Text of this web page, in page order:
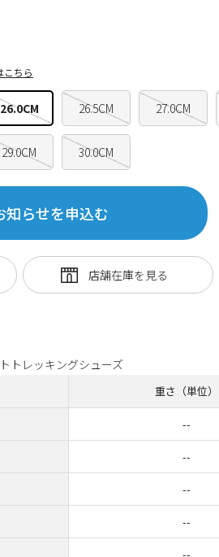
26.0CM 26.5CM 27.0CM
29.0CM 30.0CM
こちら
知らせを申込む
トレッキングシューズ
重さ（単位）
--
--
--
--